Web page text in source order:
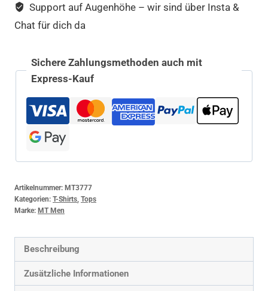
Support auf Augenhöhe – wir sind über Insta &
Chat für dich da
Sichere Zahlungsmethoden auch mit
Express-Kauf
Artikelnummer: MT3777
Kategorien: T-Shirts Tops
Marke: MT Men
Beschreibung
Zusätzliche Informationen